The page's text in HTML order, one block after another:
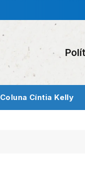
Coluna Cíntia Kelly